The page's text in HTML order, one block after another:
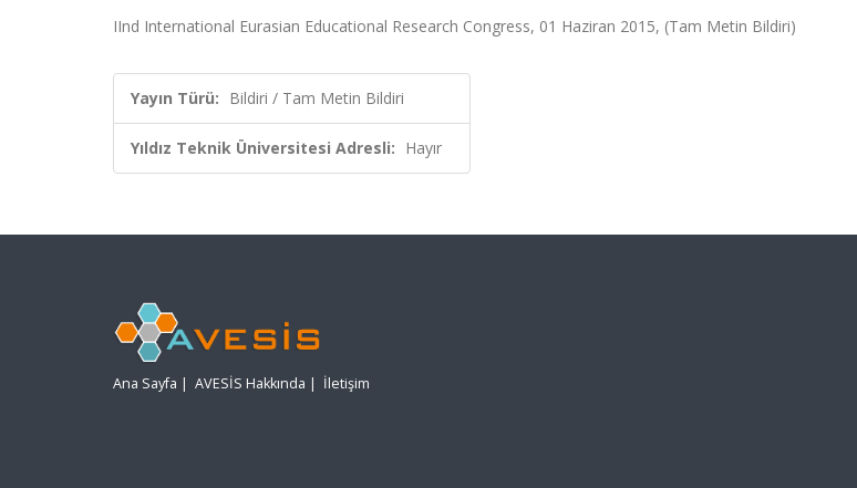
IInd International Eurasian Educational Research Congress, 01 Haziran 2015, (Tam Metin Bildiri)
Yayın Türü: Bildiri / Tam Metin Bildiri
Yıldız Teknik Üniversitesi Adresli: Hayır
Ana Sayfa | AVESİS Hakkında | İletişim